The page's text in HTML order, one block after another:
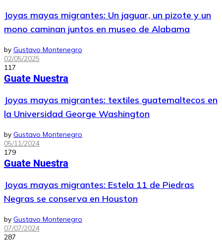
Joyas mayas migrantes: Un jaguar, un pizote y un
mono caminan juntos en museo de Alabama
by Gustavo Montenegro
02/05/2025
117
Guate Nuestra
Joyas mayas migrantes: textiles guatemaltecos en
la Universidad George Washington
by Gustavo Montenegro
05/11/2024
179
Guate Nuestra
Joyas mayas migrantes: Estela 11 de Piedras
Negras se conserva en Houston
by Gustavo Montenegro
07/07/2024
287